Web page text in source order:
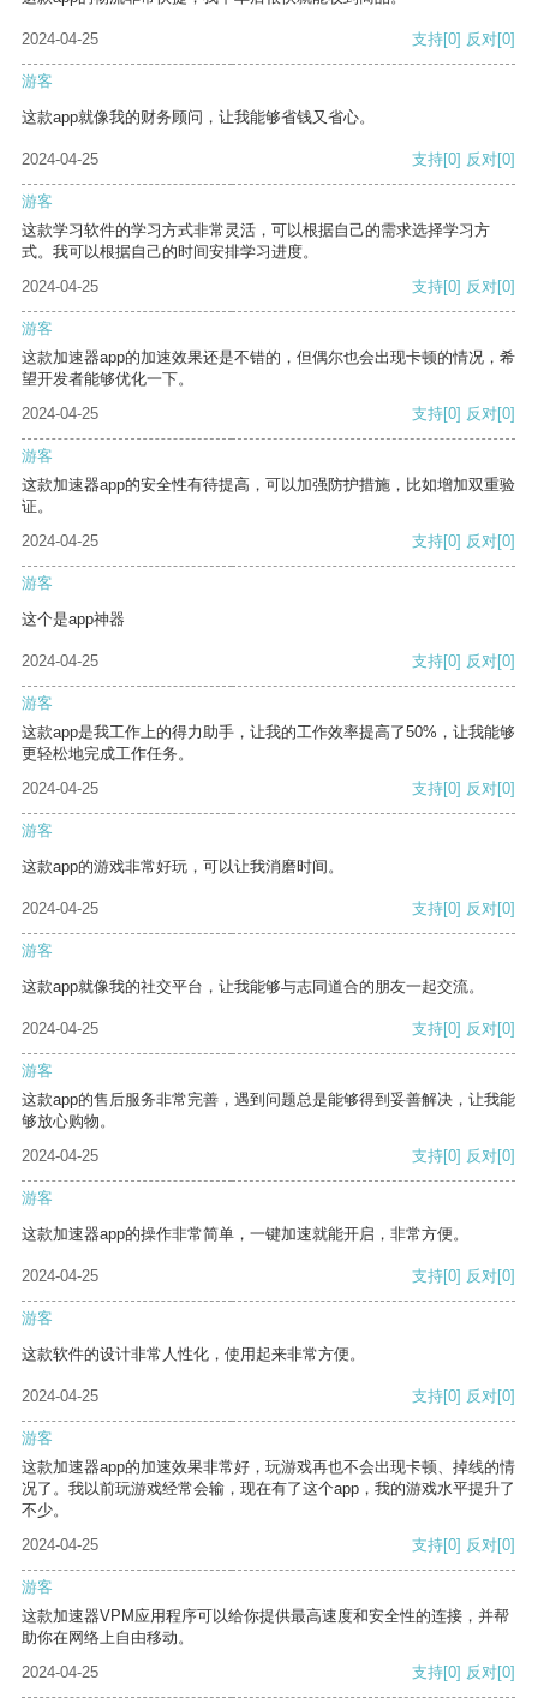
2024-04-25 支持[0] 反对[0]
游客
这款app就像我的财务顾问，让我能够省钱又省心。
2024-04-25 支持[0] 反对[0]
游客
这款学习软件的学习方式非常灵活，可以根据自己的需求选择学习方
式。我可以根据自己的时间安排学习进度。
2024-04-25
支持[0] 反对[0]
游客
这款加速器app的加速效果还是不错的，但偶尔也会出现卡顿的情况，希
望开发者能够优化一下。
2024-04-25
支持[0] 反对[0]
游客
这款加速器app的安全性有待提高，可以加强防护措施，比如增加双重验
证。
2024-04-25
支持[0] 反对[0]
游客
这个是app神器
2024-04-25 支持[0] 反对[0]
游客
这款app是我工作上的得力助手，让我的工作效率提高了50%，让我能够
更轻松地完成工作任务。
2024-04-25
支持[0] 反对[0]
游客
这款app的游戏非常好玩，可以让我消磨时间。
2024-04-25 支持[0] 反对[0]
游客
这款app就像我的社交平台，让我能够与志同道合的朋友一起交流。
2024-04-25 支持[0] 反对[0]
游客
这款app的售后服务非常完善，遇到问题总是能够得到妥善解决，让我能
够放心购物。
2024-04-25
支持[0] 反对[0]
游客
这款加速器app的操作非常简单，一键加速就能开启，非常方便。
2024-04-25 支持[0] 反对[0]
游客
这款软件的设计非常人性化，使用起来非常方便。
2024-04-25 支持[0] 反对[0]
游客
这款加速器app的加速效果非常好，玩游戏再也不会出现卡顿、掉线的情
况了。我以前玩游戏经常会输，现在有了这个app，我的游戏水平提升了
不少。
2024-04-25
支持[0] 反对[0]
游客
这款加速器VPM应用程序可以给你提供最高速度和安全性的连接，并帮
助你在网络上自由移动。
2024-04-25
支持[0] 反对[0]